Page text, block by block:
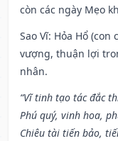
còn các ngày Mẹo
Sao Vĩ: Hỏa Hổ
vượng, thuận lợi
nhân.
“Vĩ tinh tạo tác đắc
Phú quý, vinh hoa,
Chiêu tài tiến bảo,